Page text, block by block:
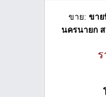
ขาย: ขาย
นครนายก​ ส
ร